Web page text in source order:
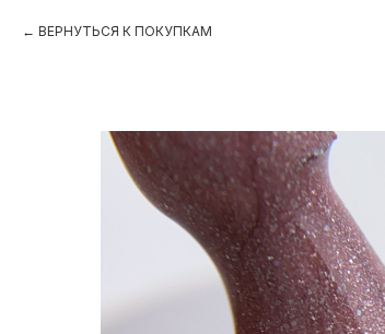
ВЕРНУТЬСЯ К ПОКУПКАМ